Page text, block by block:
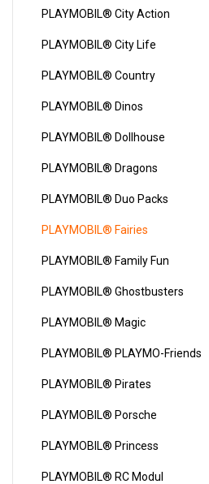
PLAYMOBIL® City Action
PLAYMOBIL® City Life
PLAYMOBIL® Country
PLAYMOBIL® Dinos
PLAYMOBIL® Dollhouse
PLAYMOBIL® Dragons
PLAYMOBIL® Duo Packs
PLAYMOBIL® Fairies
PLAYMOBIL® Family Fun
PLAYMOBIL® Ghostbusters
PLAYMOBIL® Magic
PLAYMOBIL® PLAYMO-Friends
PLAYMOBIL® Pirates
PLAYMOBIL® Porsche
PLAYMOBIL® Princess
PLAYMOBIL® RC Modul